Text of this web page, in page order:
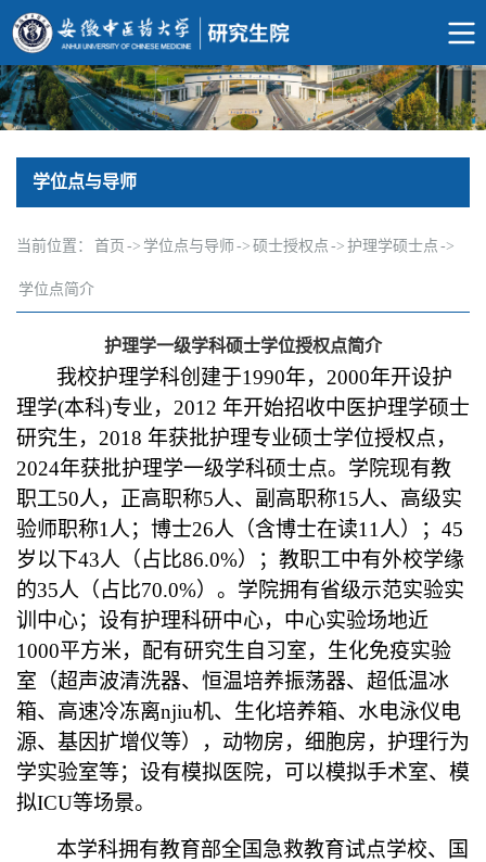
学位点与导师
当前位置： 首页 -> 学位点与导师-> 硕士授权点 -> 护理学硕士点 ->
学位点简介
护理学一级学科硕士学位授权点简介
我校护理学科创建于1990年， 2000年开设护
理学(本科)专业， 2012 年开始招收中医护理学硕士
研究生， 2018 年获批护理专业硕士学位授权点，
2024年获批护理学一级学科硕士点。学院现有教
职工50人，正高职称5人、副高职称15人、高级实
验师职称1 人；博士26人（含博士在读11 人）； 45
岁以下43人（占比86.0%）；教职工中有外校学缘
的35人（占比70.0%）。学院拥有省级示范实验实
训中心；设有护理科研中心，中心实验场地近
1000平方米，配有研究生自习室，生化免疫实验
室（超声波清洗器、恒温培养振荡器、超低温冰
箱、高速冷冻离njiu机、生化培养箱、水电泳仪电
源、基因扩增仪等），动物房，细胞房，护理行为
学实验室等；设有模拟医院，可以模拟手术室、模
拟ICU等场景。
本学科拥有教育部全国急救教育试点学校、国